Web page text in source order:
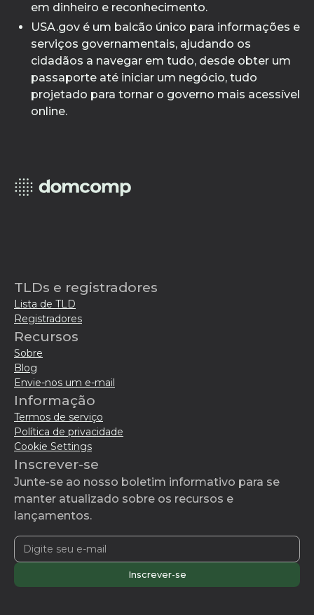
em dinheiro e reconhecimento.
USA.gov é um balcão único para informações e
serviços governamentais, ajudando os
cidadãos a navegar em tudo, desde obter um
passaporte até iniciar um negócio, tudo
projetado para tornar o governo mais acessível
online.
TLDs e registradores
Lista de TLD
Registradores
Recursos
Sobre
Blog
Envie-nos um e-mail
Informação
Termos de serviço
Política de privacidade
Cookie Settings
Inscrever-se
Junte-se ao nosso boletim informativo para se
manter atualizado sobre os recursos e
lançamentos.